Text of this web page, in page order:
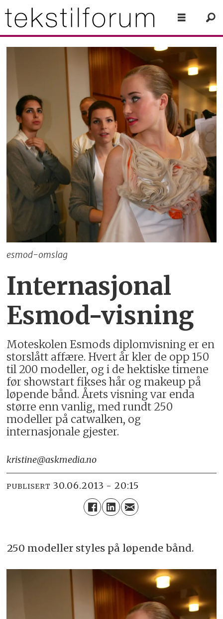
esmod-omslag
Internasjonal
Esmod-visning
Moteskolen Esmods diplomvisning er en
storslått affære. Hvert år kler de opp 150
til 200 modeller, og i de hektiske timene
før showstart fikses hår og makeup på
løpende bånd. Årets visning var enda
større enn vanlig, med rundt 250
modeller på catwalken, og
internasjonale gjester.
kristine@askmedia.no
PUBLISERT 30.06.2013 - 20:15
250 modeller styles på løpende bånd.